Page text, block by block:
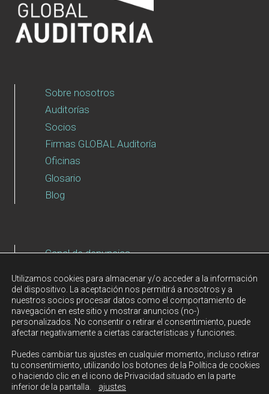
Sobre nosotros
Auditorías
Socios
Firmas GLOBAL Auditoría
Oficinas
Glosario
Blog
Canal de denuncias
Política de Privacidad
Política de cookies
© 2026 GLOBAL AUDITORÍA es un grupo compuesto
por diversas sociedades limitadas españolas
independientes.
Utilizamos cookies para almacenar y/o acceder a la información
del dispositivo. La aceptación nos permitirá a nosotros y a
nuestros socios procesar datos como el comportamiento de
navegación en este sitio y mostrar anuncios (no-)
personalizados. No consentir o retirar el consentimiento, puede
afectar negativamente a ciertas características y funciones.
Puedes cambiar tus ajustes en cualquier momento, incluso retirar
tu consentimiento, utilizando los botones de la Política de cookies
o haciendo clic en el icono de Privacidad situado en la parte
inferior de la pantalla. ajustes